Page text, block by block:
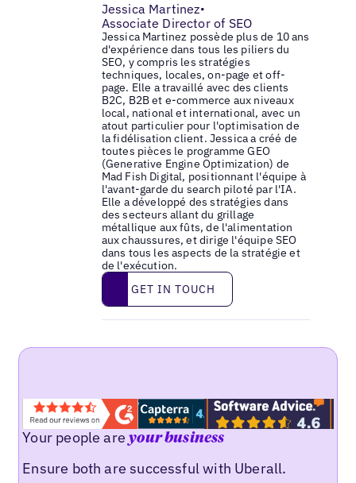
Jessica Martinez•
Associate Director of SEO
Jessica Martinez possède plus de 10 ans
d'expérience dans tous les piliers du
SEO, y compris les stratégies
techniques, locales, on-page et off-
page. Elle a travaillé avec des clients
B2C, B2B et e-commerce aux niveaux
local, national et international, avec un
atout particulier pour l'optimisation de
la fidélisation client. Jessica a créé de
toutes pièces le programme GEO
(Generative Engine Optimization) de
Mad Fish Digital, positionnant l'équipe à
l'avant-garde du search piloté par l'IA.
Elle a développé des stratégies dans
des secteurs allant du grillage
métallique aux fûts, de l'alimentation
aux chaussures, et dirige l'équipe SEO
dans tous les aspects de la stratégie et
de l'exécution.
Get in touch
GET IN TOUCH
Your people areyour business
Ensure both are successful with Uberall.